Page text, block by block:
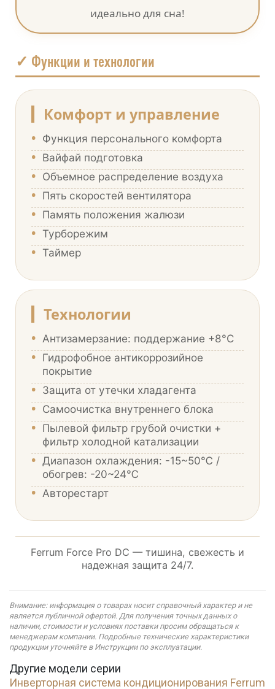
идеально для сна!
✓ Функции и технологии
Комфорт и управление
• Функция персонального комфорта
• Вайфай подготовка
• Объемное распределение воздуха
• Пять скоростей вентилятора
• Память положения жалюзи
• Турборежим
• Таймер
Технологии
• Антизамерзание: поддержание +8°С
• Гидрофобное антикоррозийное
покрытие
• Защита от утечки хладагента
• Самоочистка внутреннего блока
• Пылевой фильтр грубой очистки +
фильтр холодной катализации
• Диапазон охлаждения: -15~50℃ /
обогрев: -20~24℃
• Авторестарт
Ferrum Force Pro DC — тишина, свежесть и
надежная защита 24/7.
Внимание: информация о товарах носит справочный характер и не
является публичной офертой. Для получения точных данных о
наличии, стоимости и условиях поставки просим обращаться к
менеджерам компании. Подробные технические характеристики
продукции уточняйте в Инструкции по эксплуатации.
Другие модели серии
Инверторная система кондиционирования Ferrum